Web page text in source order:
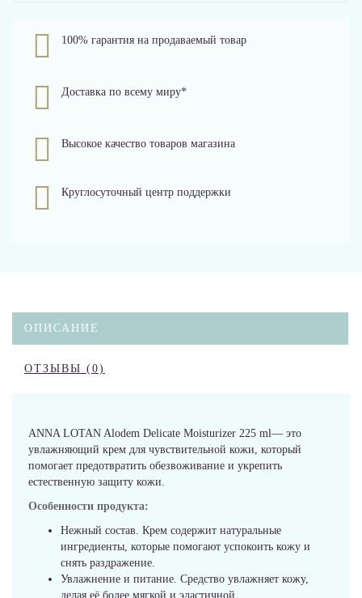
100% гарантия на продаваемый товар
Доставка по всему миру*
Высокое качество товаров магазина
Круглосуточный центр поддержки
ОПИСАНИЕ
ОТЗЫВЫ (0)
ANNA LOTAN Alodem Delicate Moisturizer 225 ml— это
увлажняющий крем для чувствительной кожи, который
помогает предотвратить обезвоживание и укрепить
естественную защиту кожи.
Особенности продукта:
Нежный состав. Крем содержит натуральные
ингредиенты, которые помогают успокоить кожу и
снять раздражение.
Увлажнение и питание. Средство увлажняет кожу,
делая её более мягкой и эластичной.